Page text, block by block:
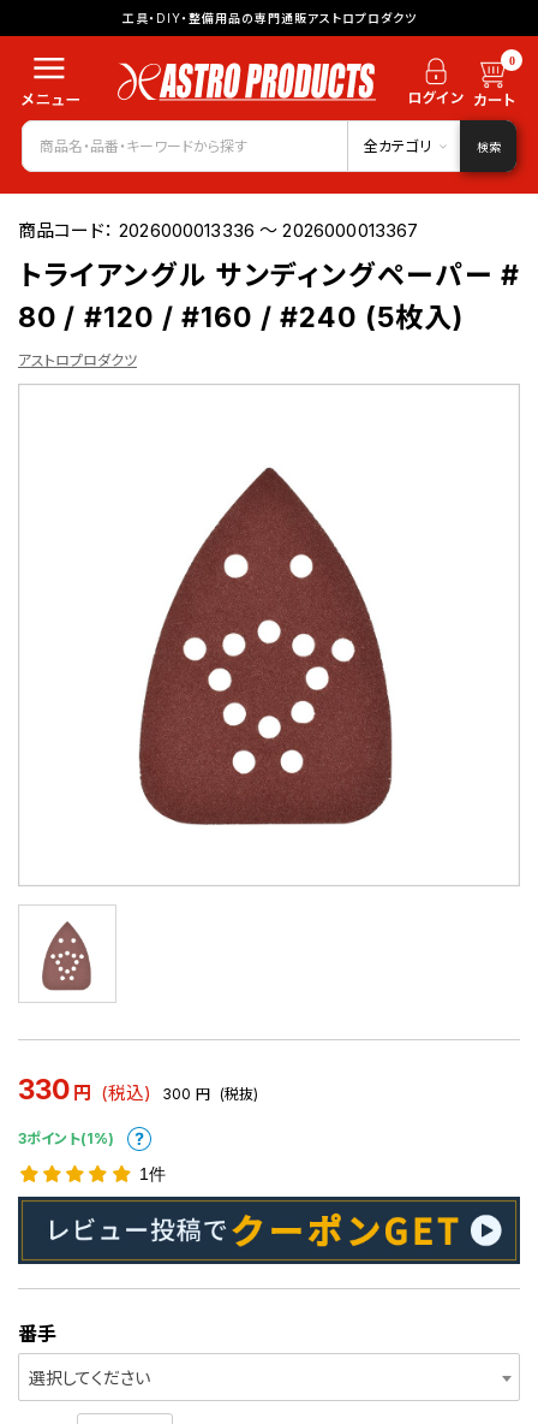
工具・DIY・整備用品の専門通販アストロプロダクツ
0
全カテゴリ 検索
商品コード：2026000013336 ～ 2026000013367
トライアングル サンディングペーパー #
80 / #120 / #160 / #240 (5枚入)
アストロプロダクツ
330 円 (税込) 300 円 (税抜)
3ポイント(1%)
1件
番手
選択してください